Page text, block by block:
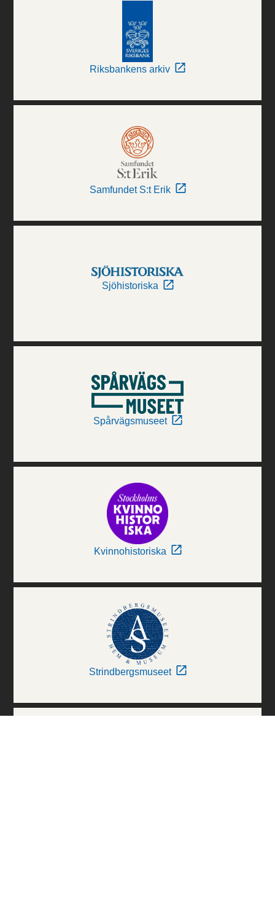
Riksbankens arkiv
Samfundet S:t Erik
Sjöhistoriska
Spårvägsmuseet
Kvinnohistoriska
Strindbergsmuseet